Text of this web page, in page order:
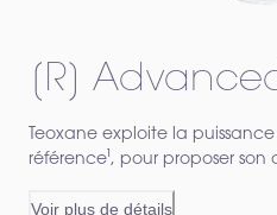
[R]
Teoxane exploite la
référence¹, pour proposer
Advanced Serum réduit les
Voir plus de détails